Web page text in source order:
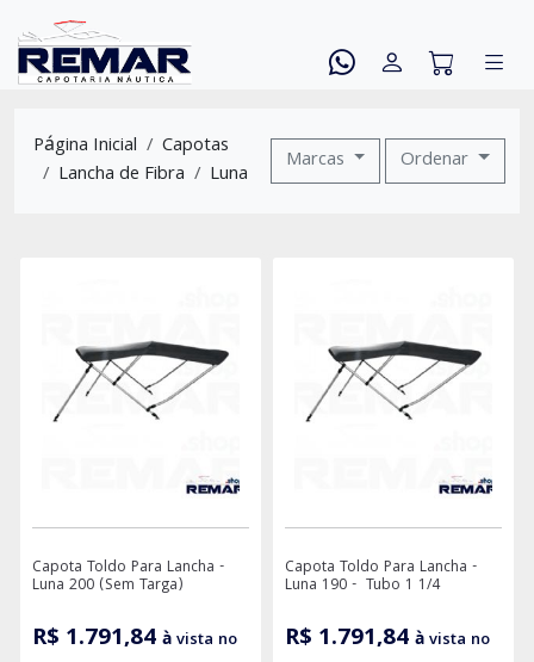
Página Inicial
Capotas
Lancha de Fibra
Luna Marcas Ordenar
Capota Toldo Para Lancha -
Luna 200 (Sem Targa)
R$ 1.791,84 à vista no
Capota Toldo Para Lancha -
Luna 190 - Tubo 1 1/4
R$ 1.791,84 à vista no